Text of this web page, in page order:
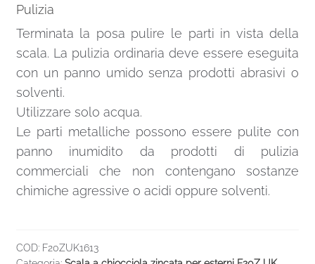
Pulizia
Terminata la posa pulire le parti in vista della
scala. La pulizia ordinaria deve essere eseguita
con un panno umido senza prodotti abrasivi o
solventi.
Utilizzare solo acqua.
Le parti metalliche possono essere pulite con
panno inumidito da prodotti di pulizia
commerciali che non contengano sostanze
chimiche agressive o acidi oppure solventi.
COD: F20ZUK1613